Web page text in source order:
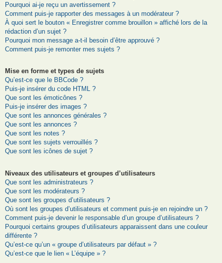
Pourquoi ai-je reçu un avertissement ?
Comment puis-je rapporter des messages à un modérateur ?
À quoi sert le bouton « Enregistrer comme brouillon » affiché lors de la
rédaction d’un sujet ?
Pourquoi mon message a-t-il besoin d’être approuvé ?
Comment puis-je remonter mes sujets ?
Mise en forme et types de sujets
Qu’est-ce que le BBCode ?
Puis-je insérer du code HTML ?
Que sont les émoticônes ?
Puis-je insérer des images ?
Que sont les annonces générales ?
Que sont les annonces ?
Que sont les notes ?
Que sont les sujets verrouillés ?
Que sont les icônes de sujet ?
Niveaux des utilisateurs et groupes d’utilisateurs
Que sont les administrateurs ?
Que sont les modérateurs ?
Que sont les groupes d’utilisateurs ?
Où sont les groupes d’utilisateurs et comment puis-je en rejoindre un ?
Comment puis-je devenir le responsable d’un groupe d’utilisateurs ?
Pourquoi certains groupes d’utilisateurs apparaissent dans une couleur
différente ?
Qu’est-ce qu’un « groupe d’utilisateurs par défaut » ?
Qu’est-ce que le lien « L’équipe » ?